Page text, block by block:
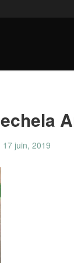
17 juin, 2019